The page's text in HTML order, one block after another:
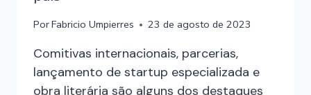
PorFabricio Umpierres 23 de agosto de 2023
Comitivas internacionais, parcerias,
lançamento de startup especializada e
obra literária são alguns dos destaques